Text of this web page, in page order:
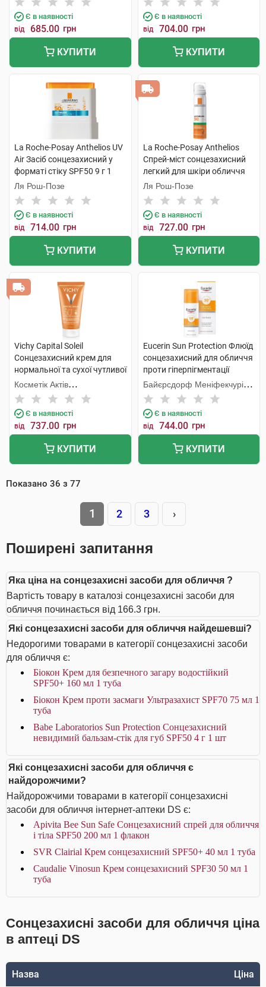
Є в наявності
від 685.00 грн
КУПИТИ
Є в наявності
від 704.00 грн
КУПИТИ
La Roche-Posay Anthelios UV
Air Засіб сонцезахисний у
форматі стіку SPF50 9 г 1
стік
Ля Рош-Позе
Є в наявності
від 714.00 грн
КУПИТИ
La Roche-Posay Anthelios
Спрей-міст сонцезахисний
легкий для шкіри обличчя
SPF50 75 мл 1 флакон
Ля Рош-Позе
Є в наявності
від 727.00 грн
КУПИТИ
Vichy Capital Soleil
Сонцезахисний крем для
нормальної та сухої чутливої
шкіри обличчя SPF50+ 50 мл
1 туба
Косметік Актів
Інтернаціональ
Є в наявності
від 737.00 грн
КУПИТИ
Eucerin Sun Protection Флюїд
сонцезахисний для обличчя
проти гіперпігментації
SPF50+ 50 мл 1 флакон
Байєрсдорф Меніфекчурінг
Познань
Є в наявності
від 744.00 грн
КУПИТИ
Показано 36 з 77
1 2 3 ›
Поширені запитання
Яка ціна на сонцезахисні засоби для обличчя ?
Вартість товару в каталозі сонцезахисні засоби для
обличчя починається від 166.3 грн.
Які сонцезахисні засоби для обличчя найдешевші?
Недорогими товарами в категорії сонцезахисні засоби
для обличчя є:
Біокон Крем для безпечного загару водостійкий
SPF50+ 160 мл 1 туба
Біокон Крем проти засмаги Ультразахист SPF70 75 мл 1
туба
Babe Laboratorios Sun Protection Сонцезахисний
невидимий бальзам-стік для губ SPF50 4 г 1 шт
Які сонцезахисні засоби для обличчя є
найдорожчими?
Найдорожчими товарами в категорії сонцезахисні
засоби для обличчя інтернет-аптеки DS є:
Apivita Bee Sun Safe Сонцезахисний спрей для обличчя
і тіла SPF50 200 мл 1 флакон
SVR Clairial Крем сонцезахисний SPF50+ 40 мл 1 туба
Caudalie Vinosun Крем сонцезахисний SPF30 50 мл 1
туба
Сонцезахисні засоби для обличчя ціна
в аптеці DS
Назва Ціна